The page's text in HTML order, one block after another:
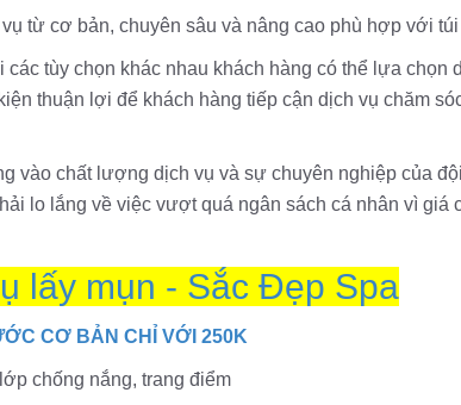
từ cơ bản, chuyên sâu và nâng cao phù hợp với
tùy chọn khác nhau khách hàng có thể lựa chọn
thuận lợi để khách hàng tiếp cận dịch vụ chăm
vào chất lượng dịch vụ và sự chuyên nghiệp của
lo lắng về việc vượt quá ngân sách cá nhân vì giá
lấy mụn - Sắc Đẹp Spa
CƠ BẢN CHỈ VỚI 250K
chống nắng, trang điểm